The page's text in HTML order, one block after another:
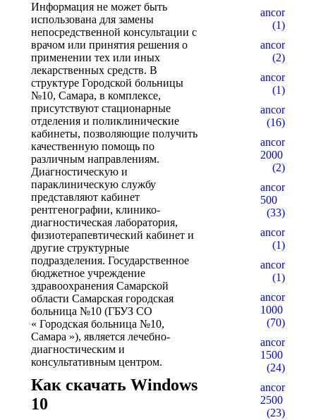
Информация не может быть
использована для замены
непосредственной консультации с
врачом или принятия решения о
применении тех или иных
лекарственных средств. В
структуре Городской больницы
№10, Самара, в комплексе,
присутствуют стационарные
отделения и поликлинические
кабинеты, позволяющие получить
качественную помощь по
различным направлениям.
Диагностическую и
параклиническую службу
представляют кабинет
рентгенографии, клинико-
диагностическая лаборатория,
физиотерапевтический кабинет и
другие структурные
подразделения. Государственное
бюджетное учреждение
здравоохранения Самарской
области Самарская городская
больница №10 (ГБУЗ СО
« Городская больница №10,
Самара »), является лечебно-
диагностическим и
консультативным центром.
Как скачать Windows
10
ancor5
(1)
ancor500
(2)
ancorall
(1)
ancorallZ
(16)
ancorallZ
2000
(2)
ancorallZ
500
(33)
ancorallZ1
(1)
(1)
ancorZ
1000
(70)
ancorZ
1500
(24)
ancorZ
2500
(23)